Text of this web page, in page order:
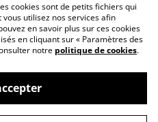
cookies sont de petits fichiers qui
utilisez nos services afin
en savoir plus sur ces cookies
en cliquant sur « Paramètres des
notre politique de cookies.